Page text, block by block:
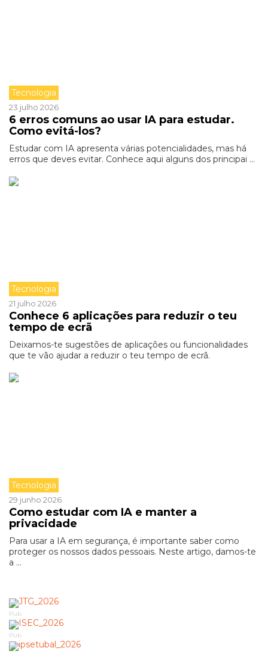
Tecnologia
23 julho 2026
6 erros comuns ao usar IA para estudar.
Como evitá-los?
Estudar com IA apresenta várias potencialidades, mas há
erros que deves evitar. Conhece aqui alguns dos principai ...
Tecnologia
21 julho 2026
Conhece 6 aplicações para reduzir o teu
tempo de ecrã
Deixamos-te sugestões de aplicações ou funcionalidades
que te vão ajudar a reduzir o teu tempo de ecrã.
Tecnologia
29 junho 2026
Como estudar com IA e manter a
privacidade
Para usar a IA em segurança, é importante saber como
proteger os nossos dados pessoais. Neste artigo, damos-te
a ...
Pub
Pub